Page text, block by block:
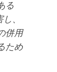
る
、
併用
ため